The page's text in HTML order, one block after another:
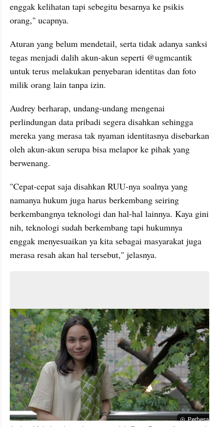
enggak kelihatan tapi sebegitu besarnya ke psikis
orang," ucapnya.
Aturan yang belum mendetail, serta tidak adanya sanksi
tegas menjadi dalih akun-akun seperti @ugmcantik
untuk terus melakukan penyebaran identitas dan foto
milik orang lain tanpa izin.
Audrey berharap, undang-undang mengenai
perlindungan data pribadi segera disahkan sehingga
mereka yang merasa tak nyaman identitasnya disebarkan
oleh akun-akun serupa bisa melapor ke pihak yang
berwenang.
"Cepat-cepat saja disahkan RUU-nya soalnya yang
namanya hukum juga harus berkembang seiring
berkembangnya teknologi dan hal-hal lainnya. Kaya gini
nih, teknologi sudah berkembang tapi hukumnya
enggak menyesuaikan ya kita sebagai masyarakat juga
merasa resah akan hal tersebut," jelasnya.
Perbesar